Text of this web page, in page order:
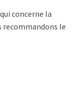
concerne la
recommandons le